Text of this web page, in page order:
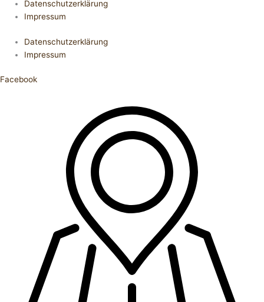
Datenschutzerklärung
Impressum
Datenschutzerklärung
Impressum
Facebook